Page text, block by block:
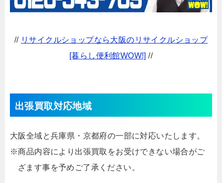
// リサイクルショップなら大阪のリサイクルショップ
[暮らし便利館WOW!] //
出張買取対応地域
大阪全域と兵庫県・京都府の一部に対応いたします。
※商品内容により出張買取をお受けできない場合がご
ざます事を予めご了承ください。